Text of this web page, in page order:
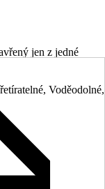
jen z jedné
Voděodolné,